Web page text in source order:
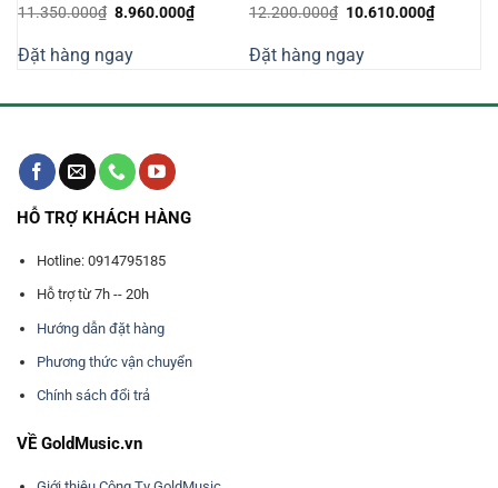
11.350.000₫ Giá
11.350.000₫.
8.960.000₫Giá
hiện
8.960.000₫.
Đặt hàng ngay
12.200.000₫ Giá
12.200.000₫.
10.610.000₫Giá
hiện
Đặt hàng ngay
HỖ TRỢ KHÁCH HÀNG
Hotline: 0914795185
Hỗ trợ từ 7h -- 20h
Hướng dẫn đặt hàng
Phương thức vận chuyển
Chính sách đổi trả
VỀ GoldMusic.vn